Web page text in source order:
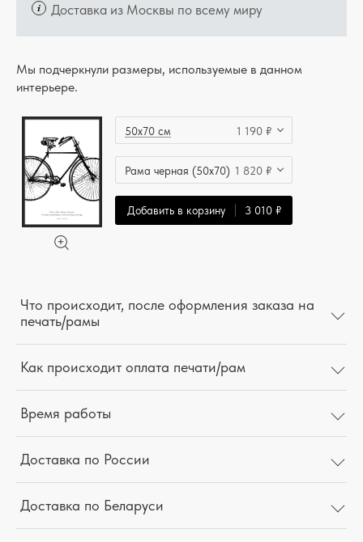
Доставка из Москвы по всему миру
Мы подчеркнули размеры, используемые в данном
интерьере.
50x70 см 1 190 ₽
Рама черная (50x70) 1 820 ₽
Добавить в корзину 3 010 ₽
Что происходит, после оформления заказа на
печать/рамы
Как происходит оплата печати/рам
Время работы
Доставка по России
Доставка по Беларуси